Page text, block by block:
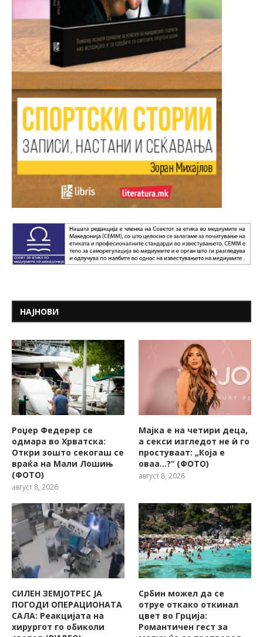
НАЈНОВИ
Роџер Федерер се
одмара во Хрватска:
Откри зошто секогаш се
враќа на Мали Лошињ
(ФОТО)
август 8, 2026
Мајка е на четири деца,
а секси изгледот не ѝ го
простуваат: „Која е
оваа…?“ (ФОТО)
август 8, 2026
СИЛЕН ЗЕМЈОТРЕС ЈА
ПОГОДИ ОПЕРАЦИОНАТА
САЛА: Реакцијата на
хирургот го обиколи
Србин можел да се
отруе откако откинал
цвет во Грција:
Романтичен гест за